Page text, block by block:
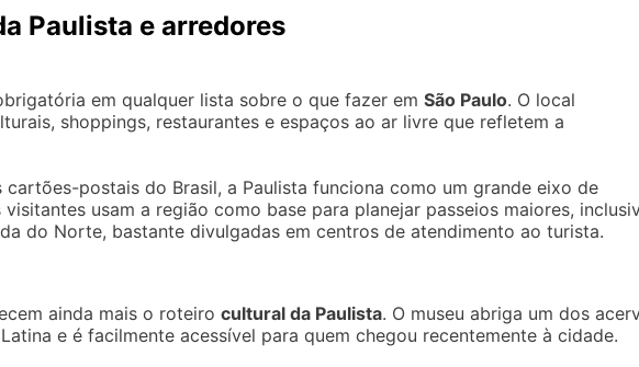
Paulista e arredores
em qualquer lista sobre o que fazer em São Paulo. O local
shoppings, restaurantes e espaços ao ar livre que refletem a
postais do Brasil, a Paulista funciona como um grande eixo de
usam a região como base para planejar passeios maiores,
do Norte, bastante divulgadas em centros de atendimento ao turista.
ainda mais o roteiro cultural da Paulista. O museu abriga um dos
e é facilmente acessível para quem chegou recentemente à cidade.